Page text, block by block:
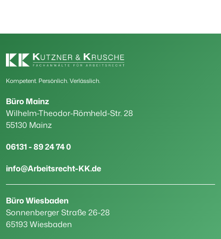
Kompetent. Persönlich. Verlässlich.
Büro Mainz
Wilhelm-Theodor-Römheld-Str. 28
55130 Mainz
06131 - 89 24 74 0
info@Arbeitsrecht-KK.de
Büro Wiesbaden
Sonnenberger Straße 26-28
65193 Wiesbaden